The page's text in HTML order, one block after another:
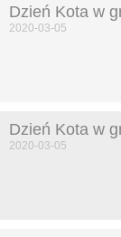
Dzień Kota w
2020-03-05
Dzień Kota w
2020-03-05